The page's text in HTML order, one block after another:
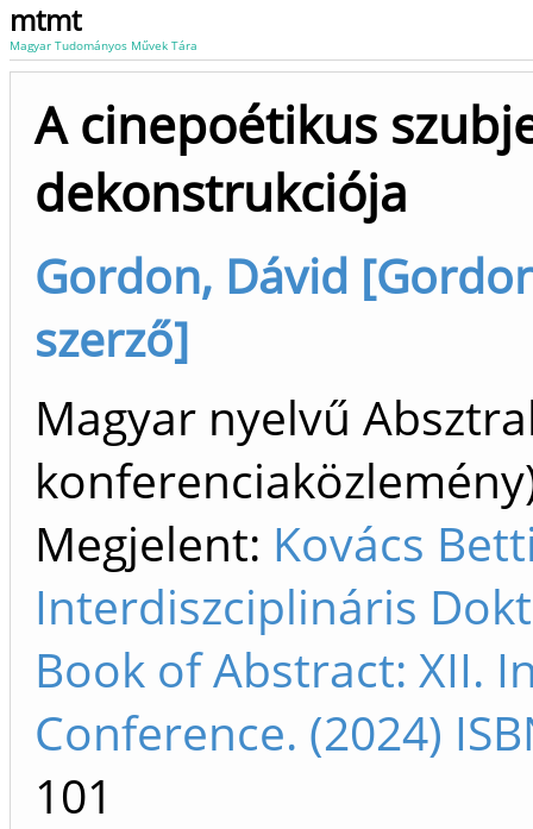
mtmt
Magyar Tudományos Művek Tára
A cinepoétikus
dekonstrukciója
Gordon, Dávid
szerző]
Magyar nyelvű
Megjelent: Kovács
Interdiszciplináris
Book of Abstract: XII.
Conference. (2024)
101